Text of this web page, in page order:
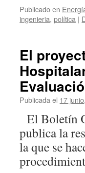
Publicado en
ingenieria, política |
El
Publicada el 17
El Boletín
publica la
la que se